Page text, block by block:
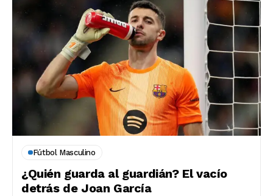
Fútbol Masculino
¿Quién guarda al guardián? El vacío
detrás de Joan García